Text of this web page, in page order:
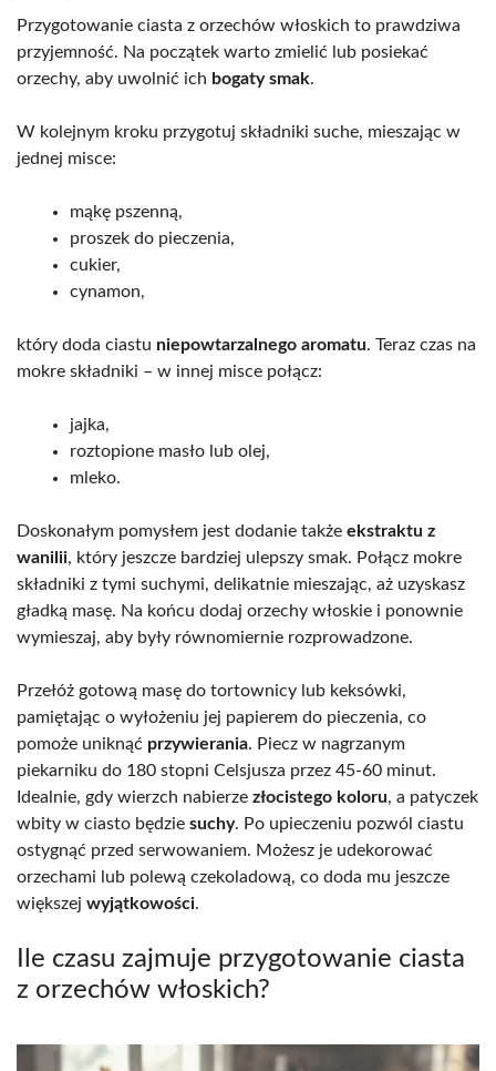
Przygotowanie ciasta z orzechów włoskich to prawdziwa
przyjemność. Na początek warto zmielić lub posiekać
orzechy, aby uwolnić ich bogaty smak.
W kolejnym kroku przygotuj składniki suche, mieszając w
jednej misce:
mąkę pszenną,
proszek do pieczenia,
cukier,
cynamon,
który doda ciastu niepowtarzalnego aromatu. Teraz czas na
mokre składniki – w innej misce połącz:
jajka,
roztopione masło lub olej,
mleko.
Doskonałym pomysłem jest dodanie także ekstraktu z
wanilii, który jeszcze bardziej ulepszy smak. Połącz mokre
składniki z tymi suchymi, delikatnie mieszając, aż uzyskasz
gładką masę. Na końcu dodaj orzechy włoskie i ponownie
wymieszaj, aby były równomiernie rozprowadzone.
Przełóż gotową masę do tortownicy lub keksówki,
pamiętając o wyłożeniu jej papierem do pieczenia, co
pomoże uniknąć przywierania. Piecz w nagrzanym
piekarniku do 180 stopni Celsjusza przez 45-60 minut.
Idealnie, gdy wierzch nabierze złocistego koloru, a patyczek
wbity w ciasto będzie suchy. Po upieczeniu pozwól ciastu
ostygnąć przed serwowaniem. Możesz je udekorować
orzechami lub polewą czekoladową, co doda mu jeszcze
większej wyjątkowości.
Ile czasu zajmuje przygotowanie ciasta
z orzechów włoskich?